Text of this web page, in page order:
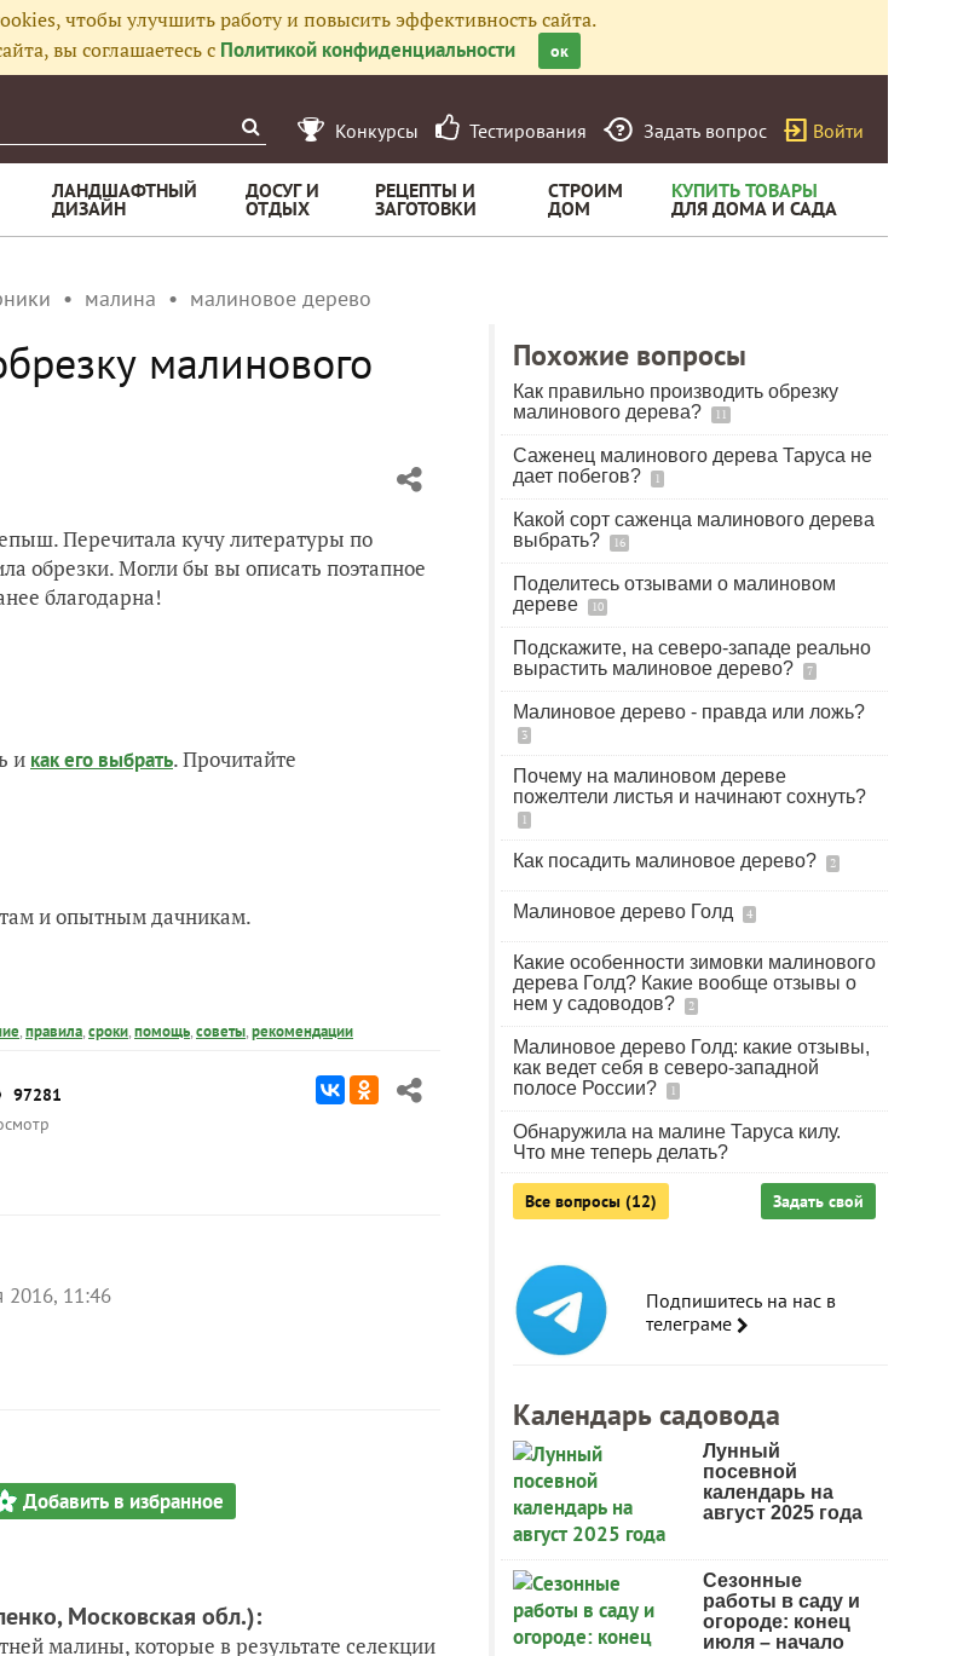
чтобы улучшить работу и повысить эффективность сайта.
вы соглашаетесь с Политикой конфиденциальности ок
Конкурсы Тестирования Задать вопрос Войти
ЛАНДШАФТНЫЙ
ДИЗАЙН
ДОСУГ И
ОТДЫХ
РЕЦЕПТЫ И
ЗАГОТОВКИ
СТРОИМ
ДОМ
КУПИТЬ ТОВАРЫ
ДЛЯ ДОМА И САДА
малина малиновое дерево
малинового
Перечитала кучу литературы по
обрезки. Могли бы вы описать поэтапное
благодарна!
и как его выбрать. Прочитайте
и опытным дачникам.
,правила,сроки,помощь,советы,рекомендации
97281
2016, 11:46
Добавить в избранное
Московская обл.):
малины, которые в результате селекции
Похожие вопросы
Как правильно производить обрезку
малинового дерева?
11
Саженец малинового дерева Таруса не
дает побегов?
1
Какой сорт саженца малинового дерева
выбрать?
16
Поделитесь отзывами о малиновом
дереве
10
Подскажите, на северо-западе реально
вырастить малиновое дерево?
7
Малиновое дерево - правда или ложь?
3
Почему на малиновом дереве
пожелтели листья и начинают сохнуть?
1
Как посадить малиновое дерево? 2
Малиновое дерево Голд 4
Какие особенности зимовки малинового
дерева Голд? Какие вообще отзывы о
нем у садоводов?
2
Малиновое дерево Голд: какие отзывы,
как ведет себя в северо-западной
полосе России?
1
Обнаружила на малине Таруса килу.
Что мне теперь делать?
Все вопросы (12) Задать свой
Подпишитесь на нас в
телеграме
Календарь садовода
Лунный
посевной
календарь на
август 2025 года
Сезонные
работы в саду и
огороде: конец
июля – начало